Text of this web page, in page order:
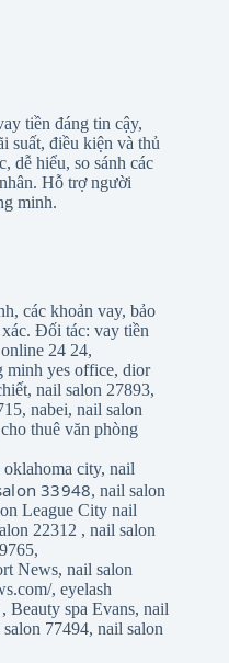
tiền đáng tin cậy,
suất, điều kiện và thủ
dễ hiểu, so sánh các
Hỗ trợ người
minh.
các khoản vay, bảo
Đối tác: vay tiền
24 24,
minh yes office, dior
, nail salon 27893,
, nabei, nail salon
cho thuê văn phòng
oklahoma city, nail
33948,nail salon
League City nail
22312 , nail salon
,
News, nail salon
, eyelash
, Beauty spa Evans, nail
salon 77494, nail salon